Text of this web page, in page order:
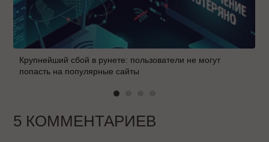
Крупнейший сбой в рунете: пользователи не могут
попасть на популярные сайты
5 КОММЕНТАРИЕВ